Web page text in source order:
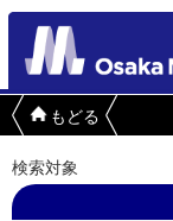
もどる
検索対象